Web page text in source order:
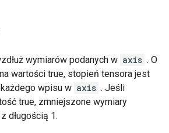
wymiarów podanych w axis . O
wartości true, stopień tensora jest
wpisu w axis . Jeśli
true, zmniejszone wymiary
długością 1.